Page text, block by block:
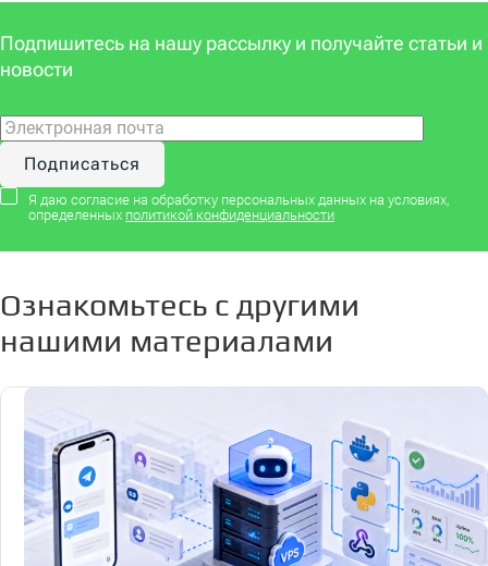
Подпишитесь на нашу рассылку и получайте статьи и
новости
Я даю согласие на обработку персональных данных на условиях,
определенных политикой конфиденциальности
Ознакомьтесь с другими
нашими материалами